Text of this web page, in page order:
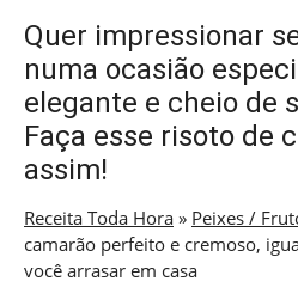
Quer impressionar
numa ocasião
elegante e cheio de
Faça esse risoto de
assim!
Receita Toda Hora » Peixes /
camarão perfeito e cremoso,
você arrasar em casa